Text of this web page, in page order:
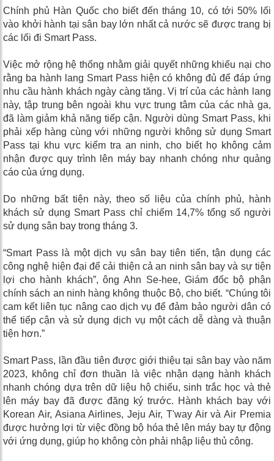
Chính phủ Hàn Quốc cho biết đến tháng 10, có tới 50% lối
vào khởi hành tại sân bay lớn nhất cả nước sẽ được trang bị
các lối đi Smart Pass.
Việc mở rộng hệ thống nhằm giải quyết những khiếu nại cho
rằng ba hành lang Smart Pass hiện có không đủ để đáp ứng
nhu cầu hành khách ngày càng tăng. Vị trí của các hành lang
này, tập trung bên ngoài khu vực trung tâm của các nhà ga,
đã làm giảm khả năng tiếp cận. Người dùng Smart Pass, khi
phải xếp hàng cùng với những người không sử dụng Smart
Pass tại khu vực kiểm tra an ninh, cho biết họ không cảm
nhận được quy trình lên máy bay nhanh chóng như quảng
cáo của ứng dụng.
Do những bất tiện này, theo số liệu của chính phủ, hành
khách sử dụng Smart Pass chỉ chiếm 14,7% tổng số người
sử dụng sân bay trong tháng 3.
“Smart Pass là một dịch vụ sân bay tiên tiến, tận dụng các
công nghệ hiện đại để cải thiện cả an ninh sân bay và sự tiện
lợi cho hành khách”, ông Ahn Se-hee, Giám đốc bộ phận
chính sách an ninh hàng không thuộc Bộ, cho biết. “Chúng tôi
cam kết liên tục nâng cao dịch vụ để đảm bảo người dân có
thể tiếp cận và sử dụng dịch vụ một cách dễ dàng và thuận
tiện hơn.”
Smart Pass, lần đầu tiên được giới thiệu tại sân bay vào năm
2023, không chỉ đơn thuần là việc nhận dạng hành khách
nhanh chóng dựa trên dữ liệu hộ chiếu, sinh trắc học và thẻ
lên máy bay đã được đăng ký trước. Hành khách bay với
Korean Air, Asiana Airlines, Jeju Air, T'way Air và Air Premia
được hưởng lợi từ việc đồng bộ hóa thẻ lên máy bay tự động
với ứng dụng, giúp họ không còn phải nhập liệu thủ công.